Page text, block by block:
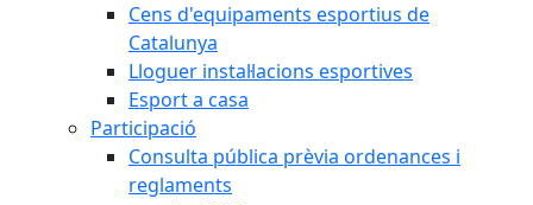
Cens d'equipaments esportius de
Catalunya
Lloguer instal·lacions esportives
Esport a casa
Participació
Consulta pública prèvia ordenances i
reglaments